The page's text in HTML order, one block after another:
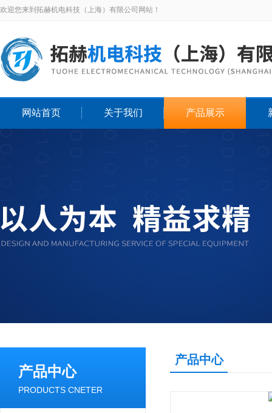
欢迎您来到拓赫机电科技（上海）有限公司网站！
网站首页 关于我们 产品展示
产品中心
PRODUCTS CNETER
产品中心